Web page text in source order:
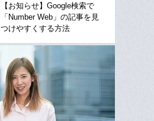
【お知らせ】Google検索で
「Number Web」の記事を見
つけやすくする方法